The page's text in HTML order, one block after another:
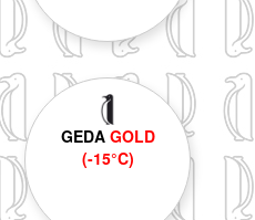
GEDAGOLD
(-15°C)